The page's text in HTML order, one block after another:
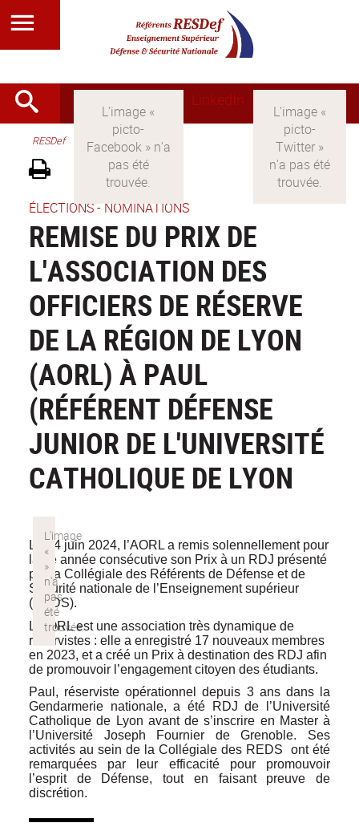
LinkedIn
RESDef
ÉLECTIONS - NOMINATIONS
REMISE DU PRIX DE
L'ASSOCIATION DES
OFFICIERS DE RÉSERVE
DE LA RÉGION DE LYON
(AORL) À PAUL
(RÉFÉRENT DÉFENSE
JUNIOR DE L'UNIVERSITÉ
CATHOLIQUE DE LYON
Le 14 juin 2024, l’AORL a remis solennellement pour
la 2
e année consécutive son Prix à un RDJ présenté
par la Collégiale des Référents de Défense et de
Sécurité nationale de l’Enseignement supérieur
(REDS).
L’AORL est une association très dynamique de
réservistes : elle a enregistré 17 nouveaux membres
en 2023, et a créé un Prix à destination des RDJ afin
de promouvoir l’engagement citoyen des étudiants.
Paul, réserviste opérationnel depuis 3 ans dans la
Gendarmerie nationale, a été RDJ de l’Université
Catholique de Lyon avant de s’inscrire en Master à
l’Université Joseph Fournier de Grenoble. Ses
activités au sein de la Collégiale des REDS ont été
remarquées par leur efficacité pour promouvoir
l’esprit de Défense, tout en faisant preuve de
discrétion.